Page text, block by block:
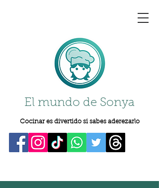
El mundo de Sonya
Cocinar es divertido si sabes aderezarlo